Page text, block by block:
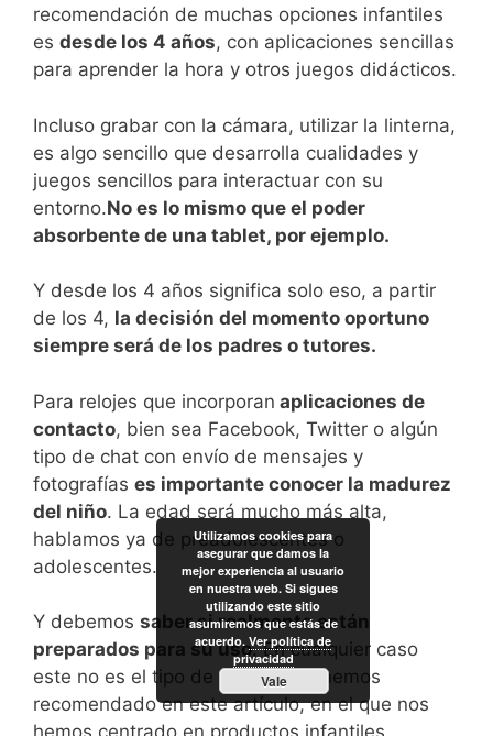
recomendación de muchas opciones infantiles
es desde los 4 años, con aplicaciones sencillas
para aprender la hora y otros juegos didácticos.
Incluso grabar con la cámara, utilizar la linterna,
es algo sencillo que desarrolla cualidades y
juegos sencillos para interactuar con su
entorno.No es lo mismo que el poder
absorbente de una tablet, por ejemplo.
Y desde los 4 años significa solo eso, a partir
de los 4, la decisión del momento oportuno
siempre será de los padres o tutores.
Para relojes que incorporan aplicaciones de
contacto, bien sea Facebook, Twitter o algún
tipo de chat con envío de mensajes y
fotografías es importante conocer la madurez
del niño. La edad será mucho más alta,
hablamos ya de preadolescentes o
adolescentes.
Y debemos saber si realmente están
preparados para su uso. En cualquier caso
este no es el tipo de relojes que hemos
recomendado en este artículo, en el que nos
Utilizamos cookies para
asegurar que damos la
mejor experiencia al usuario
en nuestra web. Si sigues
utilizando este sitio
asumiremos que estás de
acuerdo. Ver política de
privacidad
Vale